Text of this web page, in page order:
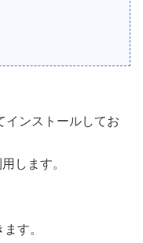
インストールしてお
します。
す。